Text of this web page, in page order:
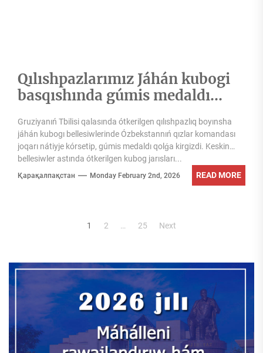
Qılıshpazlarımız Jáhán kubogi
basqıshında gúmis medaldı
Gruziyanıń Tbilisi qalasında ótkerilgen qılıshpazlıq boyınsha
jáhán kubogı bellesiwlerinde Ózbekstannıń qızlar komandası
joqarı nátiyje kórsetip, gúmis medaldı qolǵa kirgizdi. Keskin
bellesiwler astında ótkerilgen kubog jarısları...
Қарақалпақстан Monday February 2nd, 2026 READ MORE
1 2 … 25 Next